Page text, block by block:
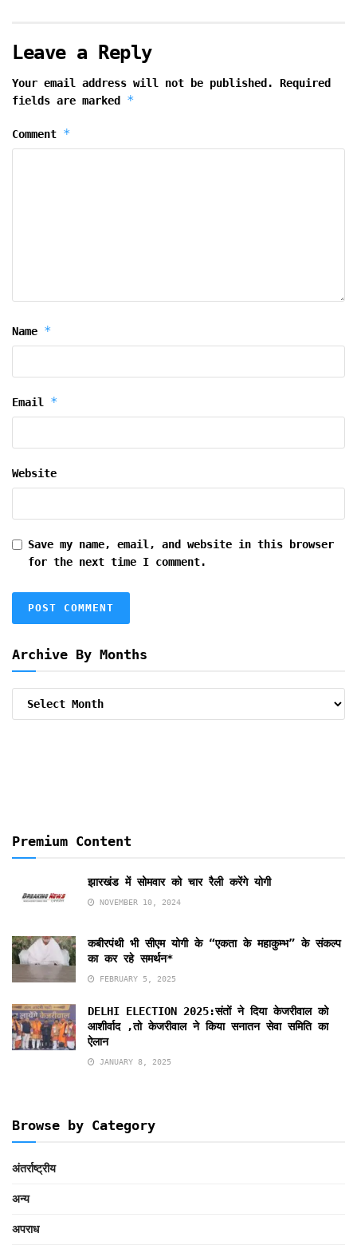
Leave a Reply
Your email address will not be published.
Required
fields are marked *
Comment *
Name *
Email *
Website
Save my name, email, and website in this browser
for the next time I comment.
Archive By Months
Archive
Premium Content
झारखंड में सोमवार को चार रैली करेंगे योगी
NOVEMBER 10, 2024
कबीरपंथी भी सीएम योगी के “एकता के महाकुम्भ” के संकल्प
का कर रहे समर्थन*
FEBRUARY 5, 2025
DELHI ELECTION 2025:संतों ने दिया केजरीवाल को
आशीर्वाद ,तो केजरीवाल ने किया सनातन सेवा समिति का
ऐलान
JANUARY 8, 2025
Browse by Category
अंतर्राष्ट्रीय
अन्य
अपराध